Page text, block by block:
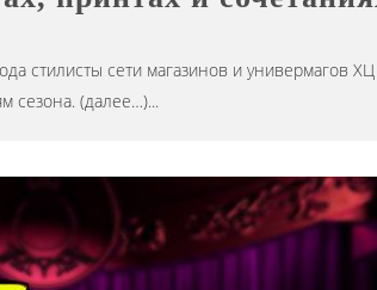
стилисты сети магазинов и универмагов ХЦ
сезона. (далее…)...